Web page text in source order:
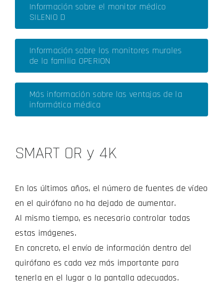
Información sobre el monitor médico
SILENIO D
Información sobre los monitores murales
de la familia OPERION
Más información sobre las ventajas de la
informática médica
SMART OR y 4K
En los últimos años, el número de fuentes de vídeo
en el quirófano no ha dejado de aumentar.
Al mismo tiempo, es necesario controlar todas
estas imágenes.
En concreto, el envío de información dentro del
quirófano es cada vez más importante para
tenerla en el lugar o la pantalla adecuados.